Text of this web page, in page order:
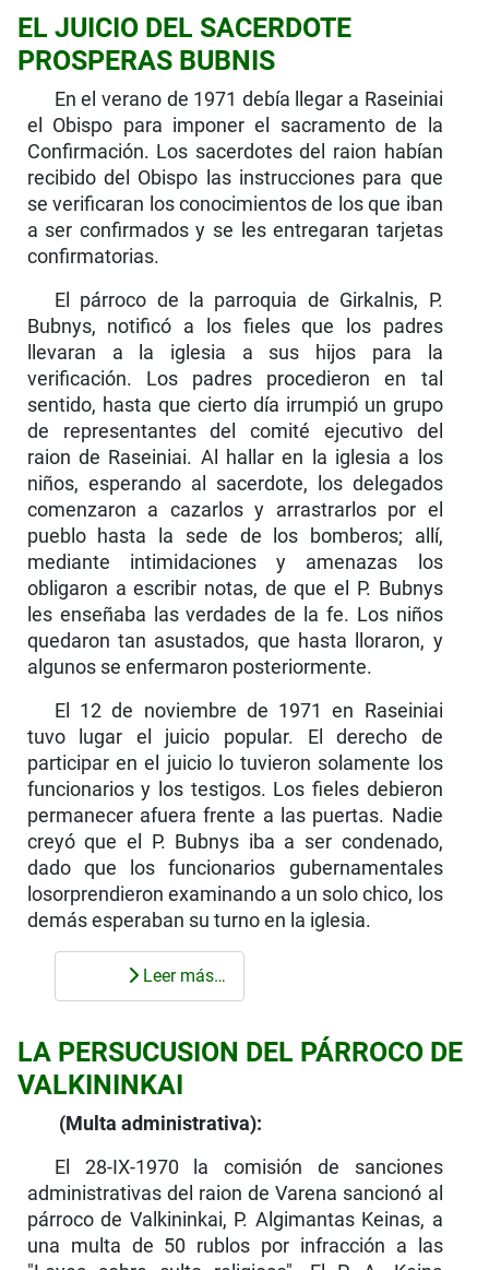
EL JUICIO DEL SACERDOTE
PROSPERAS BUBNIS
En el verano de 1971 debía llegar a Raseiniai
el Obispo para imponer el sacramento de la
Confirma­ción. Los sacerdotes del raion habían
recibido del Obispo las instrucciones para que
se verificaran los conocimientos de los que iban
a ser confirmados y se les entregaran tarjetas
confirmatorias.
El párroco de la parroquia de Girkalnis, P.
Bubnys, notificó a los fieles que los padres
llevaran a la iglesia a sus hijos para la
verificación. Los padres procedieron en tal
sentido, hasta que cierto día irrumpió un grupo
de representantes del comité ejecutivo del
raion de Raseiniai. Al hallar en la iglesia a los
niños, esperando al sacerdote, los delegados
comenzaron a cazarlos y arrastrarlos por el
pueblo hasta la sede de los bomberos; allí,
mediante intimi­daciones y amenazas los
obligaron a escribir notas, de que el P. Bubnys
les enseñaba las verdades de la fe. Los niños
quedaron tan asustados, que hasta lloraron, y
algunos se enfermaron posteriormente.
El 12 de noviembre de 1971 en Raseiniai
tuvo lugar el juicio popular. El derecho de
participar en el juicio lo tuvieron solamente los
funcionarios y los testigos. Los fieles debieron
permanecer afuera frente a las puertas. Nadie
creyó que el P. Bubnys iba a ser condenado,
dado que los funcionarios gubernamen­tales
losorprendieron examinando a un solo chico, los
demás esperaban su turno en la iglesia.
Leer más…
LA PERSUCUSION DEL PÁRROCO DE
VALKININKAI
(Multa administrativa):
El 28-IX-1970 la comisión de sanciones
adminis­trativas del raion de Varena sancionó al
párroco de Valkininkai, P. Algimantas Keinas, a
una multa de 50 rublos por infracción a las